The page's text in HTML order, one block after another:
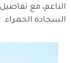
الناعم، مع
السجادة الحمراء.